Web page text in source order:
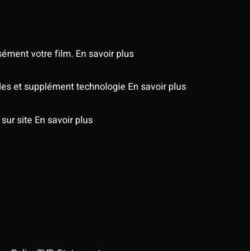
votre film. En savoir plus
et supplément technologie En savoir plus
site En savoir plus